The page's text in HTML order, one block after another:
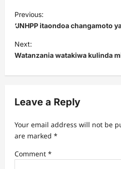
o
s
t
v
g
t
Previous:
‘JNHPP itaondoa changamoto
Next:
Watanzania watakiwa kulinda
Leave a Reply
Your email address will not be
are marked *
Comment *